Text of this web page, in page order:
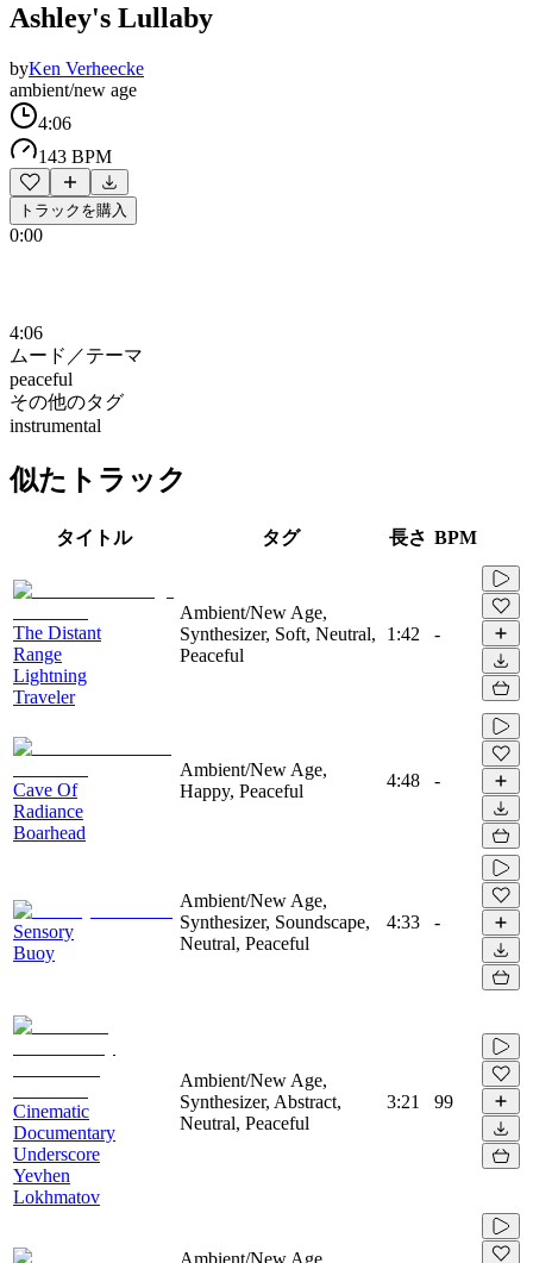
Ashley's Lullaby
byKen Verheecke
ambient/new age
4:06
143 BPM
トラックを購入
0:00
4:06
ムード／テーマ
peaceful
その他のタグ
instrumental
似たトラック
タイトル タグ 長さ BPM
The Distant
Range
Lightning
Traveler
Ambient/New Age,
Synthesizer, Soft, Neutral,
Peaceful
1:42 -
Cave Of
Radiance
Boarhead
Ambient/New Age,
Happy, Peaceful
4:48 -
Sensory
Buoy
Ambient/New Age,
Synthesizer, Soundscape,
Neutral, Peaceful
4:33 -
Cinematic
Documentary
Underscore
Yevhen
Lokhmatov
Ambient/New Age,
Synthesizer, Abstract,
Neutral, Peaceful
3:21 99
Ambient/New Age,